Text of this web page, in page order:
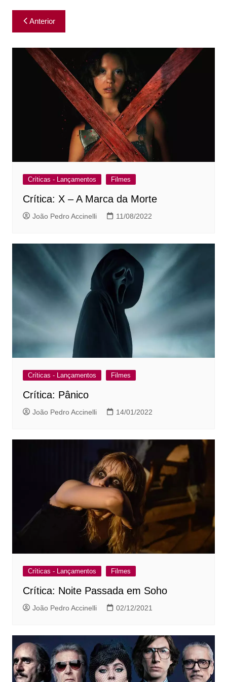
Navegação
de
Post
Anterior
Críticas - Lançamentos Filmes
Crítica: X – A Marca da Morte
João Pedro Accinelli 11/08/2022
Críticas - Lançamentos Filmes
Crítica: Pânico
João Pedro Accinelli 14/01/2022
Críticas - Lançamentos Filmes
Crítica: Noite Passada em Soho
João Pedro Accinelli 02/12/2021